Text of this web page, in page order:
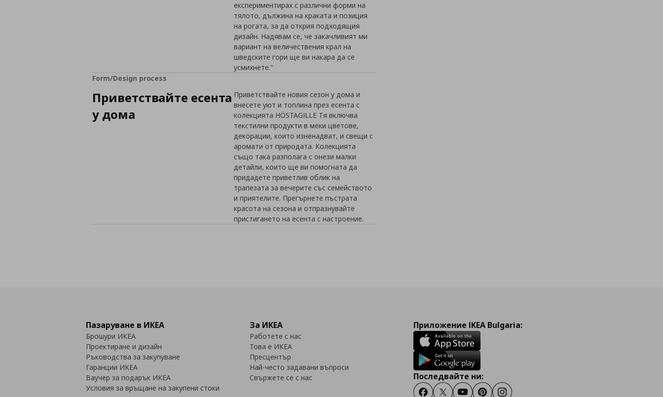
експериментирах с различни форми на
тялото, дължина на краката и позиция
на рогата, за да открия подходящия
дизайн. Надявам се, че закачливият ми
вариант на величествения крал на
шведските гори ще ви накара да се
усмихнете."
Form/Design process
Приветствайте есента
у дома
Приветствайте новия сезон у дома и
внесете уют и топлина през есента с
колекцията HÖSTAGILLE Тя включва
текстилни продукти в меки цветове,
декорации, които изненадват, и свещи с
аромати от природата. Колекцията
също така разполага с онези малки
детайли, които ще ви помогната да
придадете приветлив облик на
трапезата за вечерите със семейството
и приятелите. Прегърнете пъстрата
красота на сезона и отпразнувайте
пристигането на есента с настроение.
Пазаруване в ИКЕА
Брошури ИКЕА
Проектиране и дизайн
Ръководства за закупуване
Гаранции ИКЕА
Ваучер за подарък ИКЕА
Условия за връщане на закупени стоки
За ИКЕА
Работете с нас
Това е ИКЕА
Пресцентър
Най-често задавани въпроси
Свържете се с нас
Приложение IKEA Bulgaria:
Последвайте ни:
FacebookTwitterYoutubePinterestInstagram